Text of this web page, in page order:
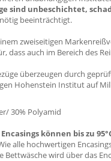
sind unbeschichtet,
beeinträchtigt.
zweiseitigen
dass auch im Bereich des
überzeugen durch
Hohenstein Institut auf
30% Polyamid
können bis zu
alle hochwertigen
Bettwäsche wird über das